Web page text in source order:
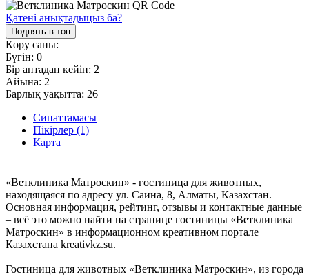
Қатені анықтадыңыз ба?
Поднять в топ
Көру саны:
Бүгін: 0
Бір аптадан кейін: 2
Айына: 2
Барлық уақытта: 26
Сипаттамасы
Пікірлер (1)
Карта
«Ветклиника Матроскин» - гостиница для животных,
находящаяся по адресу ул. Саина, 8, Алматы, Казахстан.
Основная информация, рейтинг, отзывы и контактные данные
– всё это можно найти на странице гостиницы «Ветклиника
Матроскин» в информационном креативном портале
Казахстана kreativkz.su.
Гостиница для животных «Ветклиника Матроскин», из города